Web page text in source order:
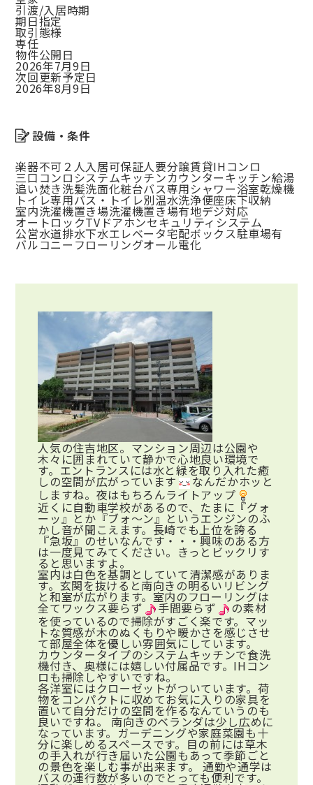
引渡/入居時期
期日指定
取引態様
専任
物件公開日
2026年7月9日
次回更新予定日
2026年8月9日
設備・条件
楽器不可 ２人入居可保証人要分譲賃貸IHコンロ
三口コンロシステムキッチンカウンターキッチン給湯
追い焚き洗髪洗面化粧台バス専用シャワー浴室乾燥機
トイレ専用バス・トイレ別温水洗浄便座床下収納
室内洗濯機置き場洗濯機置き場有地デジ対応
オートロックTVドアホンセキュリティシステム
公営水道排水下水エレベータ宅配ボックス駐車場有
バルコニー フローリングオール電化
人気の住吉地区。マンション周辺は公園や
木々に囲まれていて静かで心地良い環境で
す。エントランスには水と緑を取り入れた癒
しの空間が広がっています なんだかホッと
しますね。夜はもちろんライトアップ
近くに自動車学校があるので、たまに『グォ
ーッ』とか『ブォ～ン』というエンジンのふ
かし音が聞こえます。長崎でも上位を誇る
『急坂』のせいなんです・・・興味のある方
は一度見てみてください。きっとビックリす
ると思いますよ。
室内は白色を基調としていて清潔感がありま
す。玄関を抜けると南向きの明るいリビング
と和室が広がります。室内のフローリングは
全てワックス要らず 手間要らず の素材
を使っているので掃除がすごく楽です。マッ
トな質感が木のぬくもりや暖かさを感じさせ
て部屋全体を優しい雰囲気にしています。
カウンタータイプのシステムキッチンで食洗
機付き、奥様には嬉しい付属品です。IHコン
ロも掃除しやすいですね。
各洋室にはクローゼットがついています。荷
物をコンパクトに収めてお気に入りの家具を
置いて自分だけの空間を作るなんていうのも
良いですね。 南向きのベランダは少し広めに
なっています。ガーデニングや家庭菜園も十
分に楽しめるスペースです。目の前には草木
の手入れが行き届いた公園もあって季節ごと
の景色を楽しむ事が出来ます。 通勤や通学は
バスの運行数が多いのでとっても便利です。